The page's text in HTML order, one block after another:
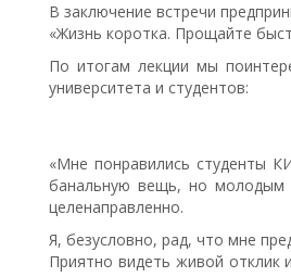
В заключение встречи
«Жизнь коротка. Прощайте
По итогам лекции мы
университета и студентов:
«Мне понравились студенты
банальную вещь, но молодым
целенаправленно.
Я, безусловно, рад, что мне
Приятно видеть живой отклик